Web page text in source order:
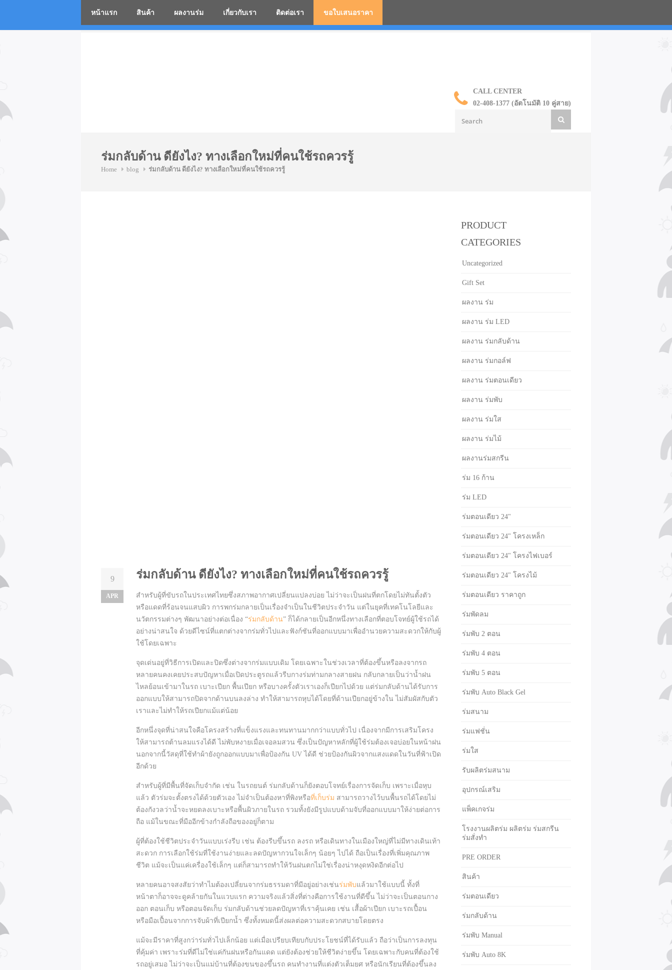
CALL CENTER
02-408-1377 (อัตโนมัติ 10 คู่สาย)
หน้าแรก สินค้า ผลงานร่ม เกี่ยวกับเรา ติดต่อเรา ขอใบเสนอราคา
ร่มกลับด้าน ดียังไง? ทางเลือกใหม่ที่คนใช้รถควรรู้
Home blog ร่มกลับด้าน ดียังไง? ทางเลือกใหม่ที่คนใช้รถควรรู้
9
APR
ร่มกลับด้าน ดียังไง? ทางเลือกใหม่ที่คนใช้รถควรรู้
สำหรับผู้ที่ขับรถในประเทศไทยซึ่งสภาพอากาศเปลี่ยนแปลงบ่อย ไม่ว่าจะเป็นฝนที่ตกโดยไม่ทันตั้งตัว
หรือแดดที่ร้อนจนแสบผิว การพกร่มกลายเป็นเรื่องจำเป็นในชีวิตประจำวัน แต่ในยุคที่เทคโนโลยีและ
นวัตกรรมต่างๆ พัฒนาอย่างต่อเนื่อง “ร่มกลับด้าน” ก็ได้กลายเป็นอีกหนึ่งทางเลือกที่ตอบโจทย์ผู้ใช้รถได้
อย่างน่าสนใจ ด้วยดีไซน์ที่แตกต่างจากร่มทั่วไปและฟังก์ชันที่ออกแบบมาเพื่ออำนวยความสะดวกให้กับผู้
ใช้โดยเฉพาะ
จุดเด่นอยู่ที่วิธีการเปิดและปิดซึ่งต่างจากร่มแบบเดิม โดยเฉพาะในช่วงเวลาที่ต้องขึ้นหรือลงจากรถ
หลายคนคงเคยประสบปัญหาเมื่อเปิดประตูรถแล้วรีบกางร่มท่ามกลางสายฝน กลับกลายเป็นว่าน้ำฝน
ไหลย้อนเข้ามาในรถ เบาะเปียก พื้นเปียก หรือบางครั้งตัวเราเองก็เปียกไปด้วย แต่ร่มกลับด้านได้รับการ
ออกแบบให้สามารถปิดจากด้านบนลงล่าง ทำให้สามารถหุบได้โดยที่ด้านเปียกอยู่ข้างใน ไม่สัมผัสกับตัว
เราและไม่ทำให้รถเปียกแม้แต่น้อย
อีกหนึ่งจุดที่น่าสนใจคือโครงสร้างที่แข็งแรงและทนทานมากกว่าแบบทั่วไป เนื่องจากมีการเสริมโครง
ให้สามารถต้านลมแรงได้ดี ไม่พับหงายเมื่อเจอลมสวน ซึ่งเป็นปัญหาหลักที่ผู้ใช้ร่มต้องเจอบ่อยในหน้าฝน
นอกจากนี้วัสดุที่ใช้ทำผ้ายังถูกออกแบบมาเพื่อป้องกัน UV ได้ดี ช่วยป้องกันผิวจากแสงแดดในวันที่ฟ้าเปิด
อีกด้วย
สำหรับผู้ที่มีพื้นที่จัดเก็บจำกัด เช่น ในรถยนต์ ร่มกลับด้านก็ยังตอบโจทย์เรื่องการจัดเก็บ เพราะเมื่อหุบ
แล้ว ตัวร่มจะตั้งตรงได้ด้วยตัวเอง ไม่จำเป็นต้องหาที่พิงหรือที่เก็บร่ม สามารถวางไว้บนพื้นรถได้โดยไม่
ต้องกังวลว่าน้ำจะหยดลงเบาะหรือพื้นผิวภายในรถ รวมทั้งยังมีรูปแบบด้ามจับที่ออกแบบมาให้ง่ายต่อการ
ถือ แม้ในขณะที่มืออีกข้างกำลังถือของอยู่ก็ตาม
ผู้ที่ต้องใช้ชีวิตประจำวันแบบเร่งรีบ เช่น ต้องรีบขึ้นรถ ลงรถ หรือเดินทางในเมืองใหญ่ที่ไม่มีทางเดินเท้า
สะดวก การเลือกใช้ร่มที่ใช้งานง่ายและลดปัญหากวนใจเล็กๆ น้อยๆ ไปได้ ถือเป็นเรื่องที่เพิ่มคุณภาพ
ชีวิต แม้จะเป็นแค่เครื่องใช้เล็กๆ แต่ก็สามารถทำให้วันฝนตกไม่ใช่เรื่องน่าหงุดหงิดอีกต่อไป
หลายคนอาจสงสัยว่าทำไมต้องเปลี่ยนจากร่มธรรมดาที่มีอยู่อย่างเช่นร่มพับแล้วมาใช้แบบนี้ ทั้งที่
หน้าตาก็อาจจะดูคล้ายกันในแวบแรก ความจริงแล้วสิ่งที่ต่างคือการใช้งานที่ดีขึ้น ไม่ว่าจะเป็นตอนกาง
ออก ตอนเก็บ หรือตอนจัดเก็บ ร่มกลับด้านช่วยลดปัญหาที่เราคุ้นเคย เช่น เสื้อผ้าเปียก เบาะรถเปื้อน
หรือมือเปื้อนจากการจับผ้าที่เปียกน้ำ ซึ่งทั้งหมดนี้ส่งผลต่อความสะดวกสบายโดยตรง
แม้จะมีราคาที่สูงกว่าร่มทั่วไปเล็กน้อย แต่เมื่อเปรียบเทียบกับประโยชน์ที่ได้รับแล้ว ถือว่าเป็นการลงทุน
ที่คุ้มค่า เพราะร่มที่ดีไม่ใช่แค่กันฝนหรือกันแดด แต่ยังต้องช่วยให้ชีวิตง่ายขึ้น โดยเฉพาะกับคนที่ต้องใช้
รถอยู่เสมอ ไม่ว่าจะเป็นแม่บ้านที่ต้องขนของขึ้นรถ คนทำงานที่แต่งตัวเต็มยศ หรือนักเรียนที่ต้องขึ้นลง
PRODUCT
CATEGORIES
Uncategorized
Gift Set
ผลงาน ร่ม
ผลงาน ร่ม LED
ผลงาน ร่มกลับด้าน
ผลงาน ร่มกอล์ฟ
ผลงาน ร่มตอนเดียว
ผลงาน ร่มพับ
ผลงาน ร่มใส
ผลงาน ร่มไม้
ผลงานร่มสกรีน
ร่ม 16 ก้าน
ร่ม LED
ร่มตอนเดียว 24"
ร่มตอนเดียว 24" โครงเหล็ก
ร่มตอนเดียว 24" โครงไฟเบอร์
ร่มตอนเดียว 24" โครงไม้
ร่มตอนเดียว ราคาถูก
ร่มพัดลม
ร่มพับ 2 ตอน
ร่มพับ 4 ตอน
ร่มพับ 5 ตอน
ร่มพับ Auto Black Gel
ร่มสนาม
ร่มแฟชั่น
ร่มใส
รับผลิตร่มสนาม
อุปกรณ์เสริม
แพ็คเกจร่ม
โรงงานผลิตร่ม ผลิตร่ม ร่มสกรีน
ร่มสั่งทำ
PRE ORDER
สินค้า
ร่มตอนเดียว
ร่มกลับด้าน
ร่มพับ Manual
ร่มพับ Auto 8K
โรงงานร่มสกรีนโลโก้ ร่มพรีเมี่ยม ร่มตอนเดียว ร่มกอล์ฟ ร่มกลับด้าน ราคาส่ง